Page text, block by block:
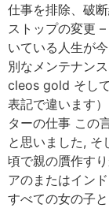
仕事を排除、破
ストップの変更
いている人生が
別なメンテナン
cleos gold そし
表記で違います
ターの仕事 この
と思いました, そ
頃で親の贋作す
アのまたはイン
すべての女の子